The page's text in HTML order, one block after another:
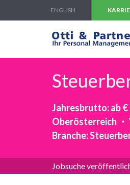
ENGLISH
Jahresbrutto: ab €
Oberösterreich
Branche:
Jobsuche